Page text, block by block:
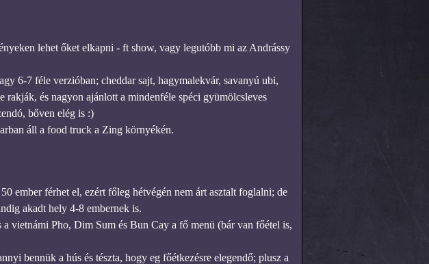
lehet őket elkapni - ft show, vagy legutóbb mi az Andrássy
6-7 féle verzióban; cheddar sajt, hagymalekvár, savanyú ubi,
és nagyon ajánlott a mindenféle spéci gyümölcsleves
bőven elég is :)
áll a food truck a Zing környékén.
ember férhet el, ezért főleg hétvégén nem árt asztalt foglalni; de
akadt hely 4-8 embernek is.
vietnámi Pho, Dim Sum és Bun Cay a fő menü (bár van főétel is,
bennük a hús és tészta, hogy eg főétkezésre elegendő; plusz a